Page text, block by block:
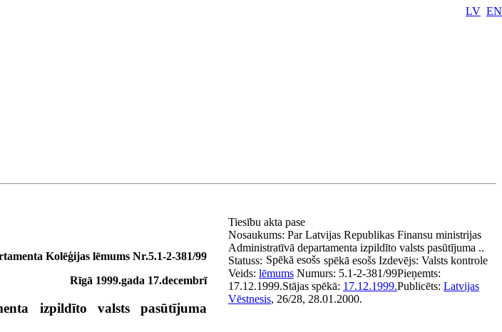
LV EN
Kolēģijas lēmums Nr.5.1-2-381/99
Rīgā 1999.gada 17.decembrī
izpildīto valsts pasūtījuma
Tiesību akta pase
Nosaukums: Par Latvijas Republikas Finansu ministrijas
Administratīvā departamenta izpildīto valsts pasūtījuma ..
Statuss: Spēkā esošs spēkā esošs Izdevējs: Valsts kontrole
Veids: lēmums Numurs: 5.1-2-381/99Pieņemts:
17.12.1999.Stājas spēkā: 17.12.1999.Publicēts: Latvijas
Vēstnesis, 26/28, 28.01.2000.